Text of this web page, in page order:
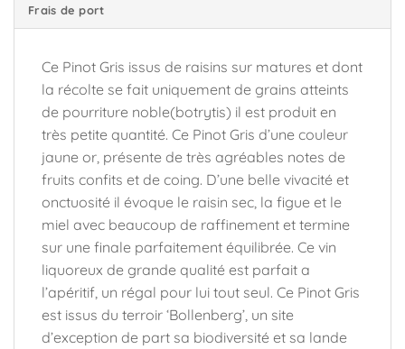
Frais de port
Ce Pinot Gris issus de raisins sur matures et dont
la récolte se fait uniquement de grains atteints
de pourriture noble(botrytis) il est produit en
très petite quantité. Ce Pinot Gris d’une couleur
jaune or, présente de très agréables notes de
fruits confits et de coing. D’une belle vivacité et
onctuosité il évoque le raisin sec, la figue et le
miel avec beaucoup de raffinement et termine
sur une finale parfaitement équilibrée. Ce vin
liquoreux de grande qualité est parfait a
l’apéritif, un régal pour lui tout seul. Ce Pinot Gris
est issus du terroir ‘Bollenberg’, un site
d’exception de part sa biodiversité et sa lande